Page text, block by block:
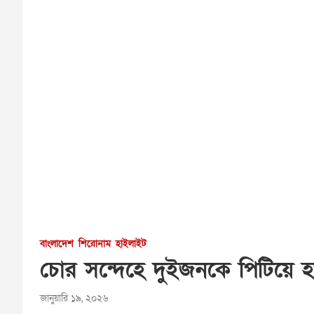
বাংলাদেশ শিরোনাম হাইলাইট
চোর সন্দেহে দুইজনকে পিটিয়ে
জানুয়ারি ১৯, ২০২৬